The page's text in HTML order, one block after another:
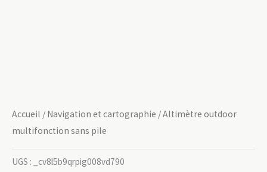
Accueil / Navigation et cartographie / Altimètre outdoor
multifonction sans pile
UGS :
_cv8l5b9qrpig008vd790